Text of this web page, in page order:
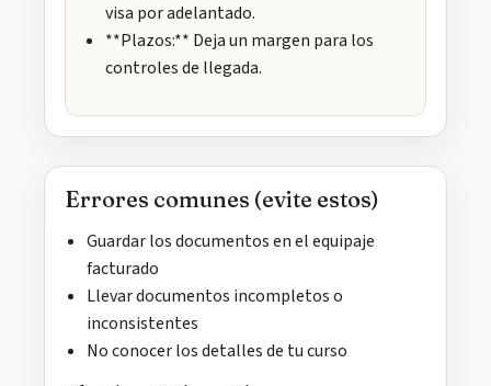
visa por adelantado.
**Plazos:** Deja un margen para los
controles de llegada.
Errores comunes (evite estos)
Guardar los documentos en el equipaje
facturado
Llevar documentos incompletos o
inconsistentes
No conocer los detalles de tu curso